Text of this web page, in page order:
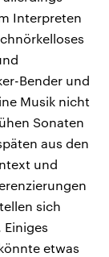
Interpreten
Bender und
Musik nicht
Sonaten
aus den
und
sich
etwas